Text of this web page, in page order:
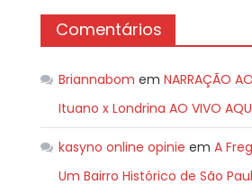
Comentários
Briannabom emNARRAÇÃO
Ituano x Londrina AO VIVO
kasyno online opinie emA
Um Bairro Histórico de São